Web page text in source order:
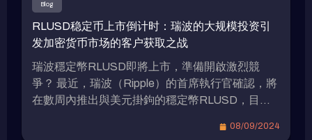
Blog
RLUSD稳定币上市倒计时：瑞波的大规模投资引
发加密货币市场的客户获取之战
瑞波穩定幣RLUSD即將上市，準備開啟激烈競
爭？ 最近，瑞波（Ripple）的首席執行官確認，將
在數周內推出與美元掛鉤的穩定幣RLUSD，目前
激勵策略以爭奪市場份額。（前情提要: 瑞波
08/09/2024